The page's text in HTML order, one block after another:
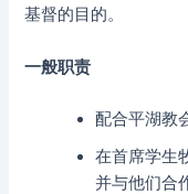
基督的目的。
一般职责
配合平湖教
在首席学生
并与他们合